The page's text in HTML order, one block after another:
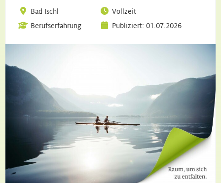
Bad Ischl
Berufserfahrung
Vollzeit
Publiziert: 01.07.2026